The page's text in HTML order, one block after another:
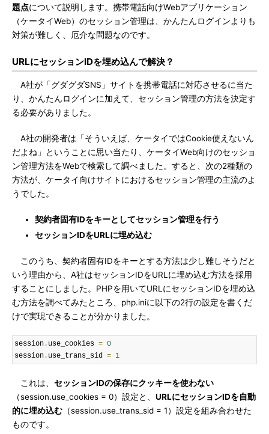
題点について説明します。携帯電話向けWebアプリケーション
（ケータイWeb）のセッション管理は、かんたんログインよりも
対策が難しく、厄介な問題なのです。
URLにセッションIDを埋め込んで解決？
A社が「グダグダSNS」サイトを携帯電話に対応させるに当た
り、かんたんログインに加えて、セッション管理の方法を決定す
る必要がありました。
A社の開発者は「そういえば、ケータイではCookie使えないん
だよね」ということに思い当たり、ケータイWeb向けのセッショ
ン管理方法をWebで検索して調べました。すると、次の2種類の
方法が、ケータイ向けサイトにおけるセッション管理の主流のよ
うでした。
契約者固有IDをキーとしてセッション管理を行う
セッションIDをURLに埋め込む
このうち、契約者固有IDをキーとする方法は少し難しそうだと
いう理由から、A社はセッションIDをURLに埋め込む方法を採用
することにしました。PHPを用いてURLにセッションIDを埋め込
む方法を調べてみたところ、php.iniに以下の2行の設定を書くだ
けで実現できることが分かりました。
session. use_cookies = 0
session. use_trans_sid = 1
これは、 セッションIDの保存にクッキーを使わない
（session.use_cookies = 0）設定と、 URLにセッションIDを自動
的に埋め込む （session.use_trans_sid = 1）設定を組み合わせた
ものです。